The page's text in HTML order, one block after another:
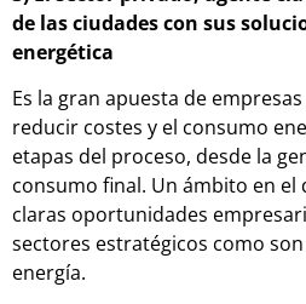
de las ciudades con sus
energética
Es la gran apuesta de
reducir costes y el consumo
etapas del proceso, desde la
consumo final. Un ámbito en el
claras oportunidades
sectores estratégicos como
energía.